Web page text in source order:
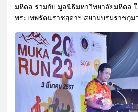
มหิดล ร่วมกับ มูลนิธิมหาวิทยาลัยมหิดล
พระเทพรัตนราชสุดาฯ สยามบรมราชกุม